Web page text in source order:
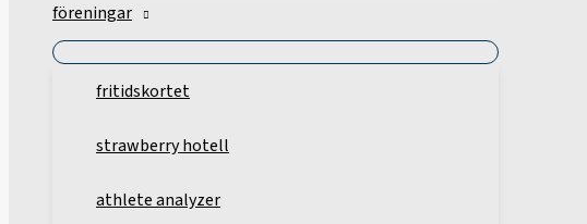
föreningar
fritidskortet
strawberry hotell
athlete analyzer